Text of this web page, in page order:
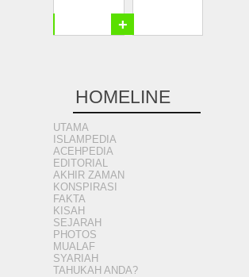
+
HOMELINE
UTAMA
ISLAMPEDIA
ACEHPEDIA
EDITORIAL
AKHIR ZAMAN
KONSPIRASI
FAKTA
KISAH
SEJARAH
PHOTOS
MUALAF
SYARIAH
TAHUKAH ANDA?